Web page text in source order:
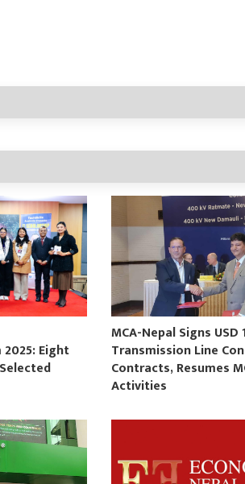
Eight
MCA-Nepal Signs
Transmission Line
Contracts, Resumes
Activities